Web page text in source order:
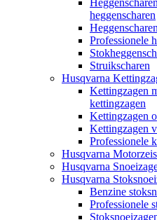
heggenscharen
Professionele
Struikscharen
Husqvarna
Kettingzagen
kettingzagen
Kettingzagen
Kettingzagen
Professionele
Husqvarna
Husqvarna
Husqvarna
Benzine
Professionele